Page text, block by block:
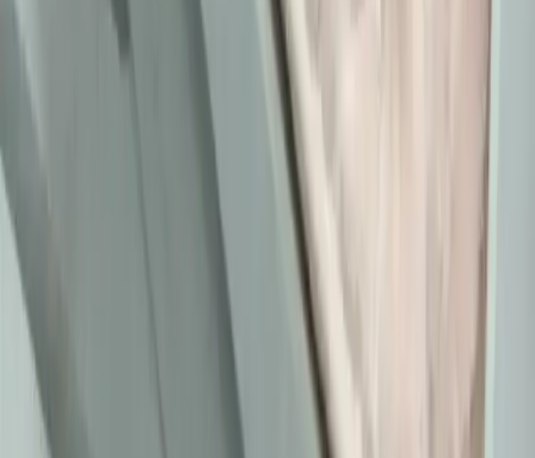
Moda Mikrotrendleri: Geçmişten Günümüze Sevilen
ve Hâlâ Tercih Edilen Parçalar